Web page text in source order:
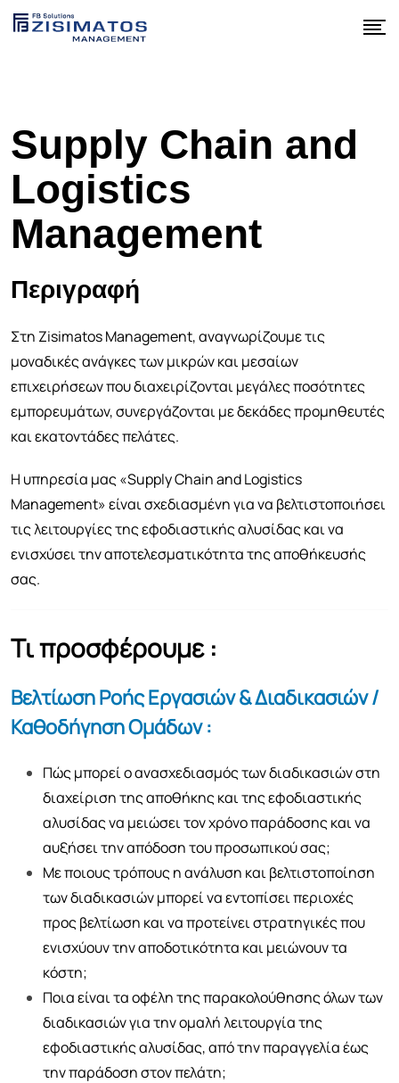
Supply Chain and
Logistics
Management
Περιγραφή
Στη Zisimatos Management, αναγνωρίζουμε τις
μοναδικές ανάγκες των μικρών και μεσαίων
επιχειρήσεων που διαχειρίζονται μεγάλες ποσότητες
εμπορευμάτων, συνεργάζονται με δεκάδες προμηθευτές
και εκατοντάδες πελάτες.
Η υπηρεσία μας «Supply Chain and Logistics
Management» είναι σχεδιασμένη για να βελτιστοποιήσει
τις λειτουργίες της εφοδιαστικής αλυσίδας και να
ενισχύσει την αποτελεσματικότητα της αποθήκευσής
σας.
Τι προσφέρουμε :
Βελτίωση Ροής Εργασιών & Διαδικασιών /
Καθοδήγηση Ομάδων :
Πώς μπορεί ο ανασχεδιασμός των διαδικασιών στη
διαχείριση της αποθήκης και της εφοδιαστικής
αλυσίδας να μειώσει τον χρόνο παράδοσης και να
αυξήσει την απόδοση του προσωπικού σας;
Με ποιους τρόπους η ανάλυση και βελτιστοποίηση
των διαδικασιών μπορεί να εντοπίσει περιοχές
προς βελτίωση και να προτείνει στρατηγικές που
ενισχύουν την αποδοτικότητα και μειώνουν τα
κόστη;
Ποια είναι τα οφέλη της παρακολούθησης όλων των
διαδικασιών για την ομαλή λειτουργία της
εφοδιαστικής αλυσίδας, από την παραγγελία έως
την παράδοση στον πελάτη;